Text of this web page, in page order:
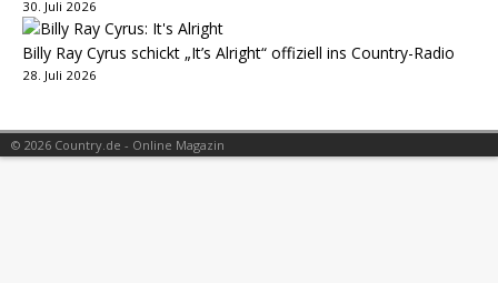
30. Juli 2026
Billy Ray Cyrus schickt „It’s Alright“ offiziell ins Country-Radio
28. Juli 2026
© 2026 Country.de - Online Magazin